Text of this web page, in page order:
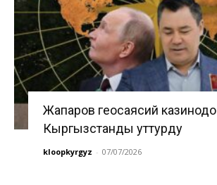
Жапаров геосаясий казинодо
Кыргызстанды уттурду
kloopkyrgyz - 07/07/2026